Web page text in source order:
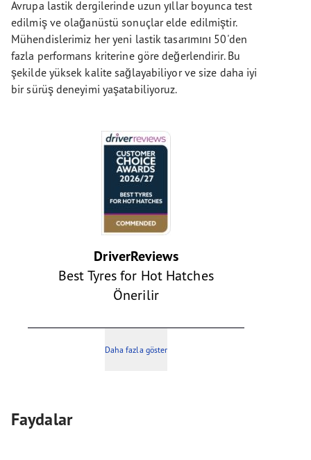
Avrupa lastik dergilerinde uzun yıllar boyunca test
edilmiş ve olağanüstü sonuçlar elde edilmiştir.
Mühendislerimiz her yeni lastik tasarımını 50'den
fazla performans kriterine göre değerlendirir. Bu
şekilde yüksek kalite sağlayabiliyor ve size daha iyi
bir sürüş deneyimi yaşatabiliyoruz.
DriverReviews
Best Tyres for Hot Hatches
Önerilir
Daha fazla göster
Faydalar